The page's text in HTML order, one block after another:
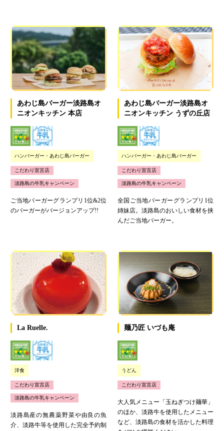
あわじ島バーガー淡路島オ
ニオンキッチン 本店
ハンバーガー・あわじ島バーガー
こだわり宣言店
淡路島の牛乳キャンペーン
ご当地バーガーグランプリ1位&2位
のバーガーがバージョンアップ!!
あわじ島バーガー淡路島オ
ニオンキッチン うずの丘店
ハンバーガー・あわじ島バーガー
こだわり宣言店
淡路島の牛乳キャンペーン
全国ご当地バーガーグランプリ1位
姉妹店。淡路島のおいしい食材を挟
んだご当地バーガー。
La Ruelle.
洋食
こだわり宣言店
淡路島の牛乳キャンペーン
淡路島産の無農薬野菜や由良の魚
介、淡路牛等を使用した完全予約制
麺乃匠 いづも庵
うどん
こだわり宣言店
大人気メニュー「玉ねぎつけ麺華」
のほか、淡路牛を使用したメニュー
など、淡路島の食材を活かした料理